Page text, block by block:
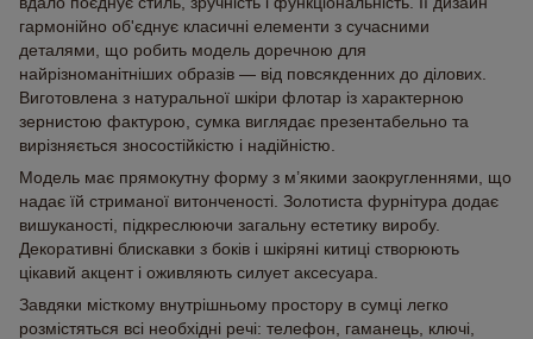
гармонійно об'єднує класичні елементи з сучасними
деталями, що робить модель доречною для
найрізноманітніших образів — від повсякденних до ділових.
Виготовлена з натуральної шкіри флотар із характерною
зернистою фактурою, сумка виглядає презентабельно та
вирізняється зносостійкістю і надійністю.
Модель має прямокутну форму з м’якими заокругленнями, що
надає їй стриманої витонченості. Золотиста фурнітура додає
вишуканості, підкреслюючи загальну естетику виробу.
Декоративні блискавки з боків і шкіряні китиці створюють
цікавий акцент і оживляють силует аксесуара.
Завдяки місткому внутрішньому простору в сумці легко
розмістяться всі необхідні речі: телефон, гаманець, ключі,